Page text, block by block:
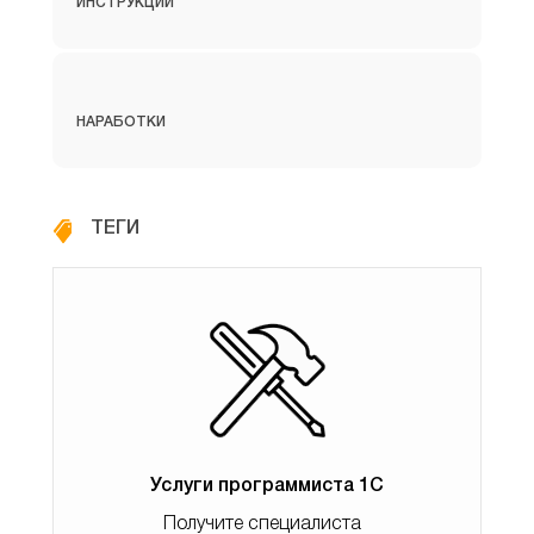
Бұл түр үшін анықтамалық төменде көрсетілгендей
элементтер орналастырылатын топтар жасай алады:
ИНСТРУКЦИИ
НАРАБОТКИ
ТЕГИ
Услуги программиста 1С
Получите специалиста